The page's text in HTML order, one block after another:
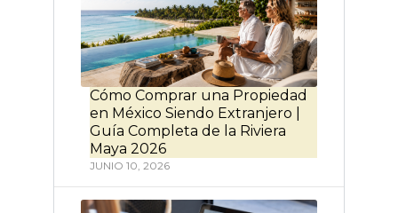
Cómo Comprar una Propiedad
en México Siendo Extranjero |
Guía Completa de la Riviera
Maya 2026
JUNIO 10, 2026